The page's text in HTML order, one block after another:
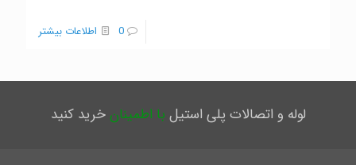
0 اطلاعات بیشتر
لوله و اتصالات پلی استیل با اطمینانخرید کنید